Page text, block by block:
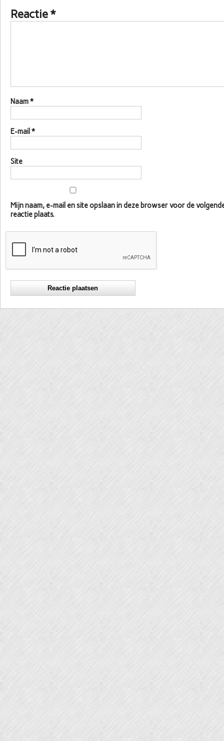
Reactie*
Naam*
E-mail *
Site
Mijn naam, e-mail en site opslaan in deze browser voor de
reactie plaats.